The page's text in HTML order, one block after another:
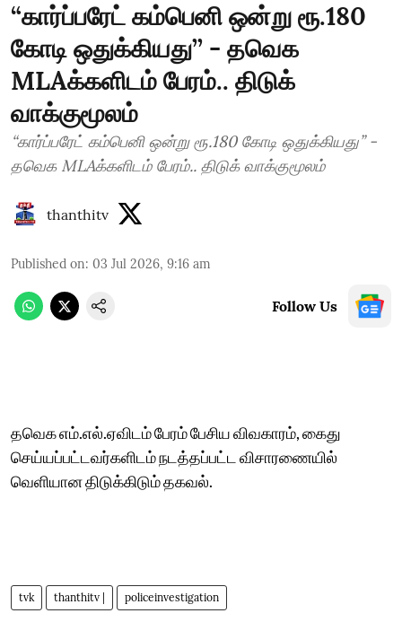
“கார்ப்பரேட் கம்பெனி ஒன்று ரூ.180
கோடி ஒதுக்கியது’’ - தவெக
MLAக்களிடம் பேரம்.. திடுக்
வாக்குமூலம்
“கார்ப்பரேட் கம்பெனி ஒன்று ரூ.180 கோடி ஒதுக்கியது’’ -
தவெக MLAக்களிடம் பேரம்.. திடுக் வாக்குமூலம்
thanthitv
Published on: 03 Jul 2026, 9:16 am
Follow Us
தவெக எம்.எல்.ஏவிடம் பேரம் பேசிய விவகாரம், கைது
செய்யப்பட்டவர்களிடம் நடத்தப்பட்ட விசாரணையில்
வெளியான திடுக்கிடும் தகவல்.
tvk thanthitv | policeinvestigation